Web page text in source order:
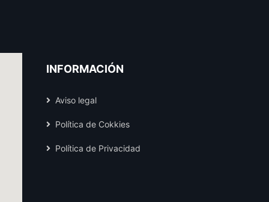
INFORMACIÓN
Aviso legal
Política de Cokkies
Política de Privacidad